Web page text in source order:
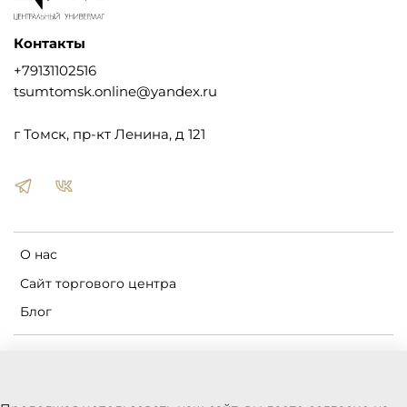
О нас
Сайт торгового центра
Блог
Контакты
+79131102516
tsumtomsk.online@yandex.ru
г Томск, пр-кт Ленина, д 121